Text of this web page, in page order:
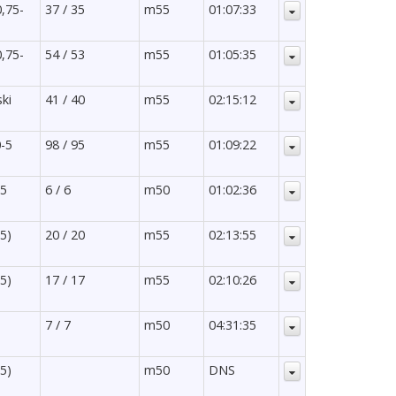
37 / 35 m55 01:07:33
54 / 53 m55 01:05:35
41 / 40 m55 02:15:12
5 98 / 95 m55 01:09:22
6 / 6 m50 01:02:36
20 / 20 m55 02:13:55
17 / 17 m55 02:10:26
7 / 7 m50 04:31:35
m50 DNS